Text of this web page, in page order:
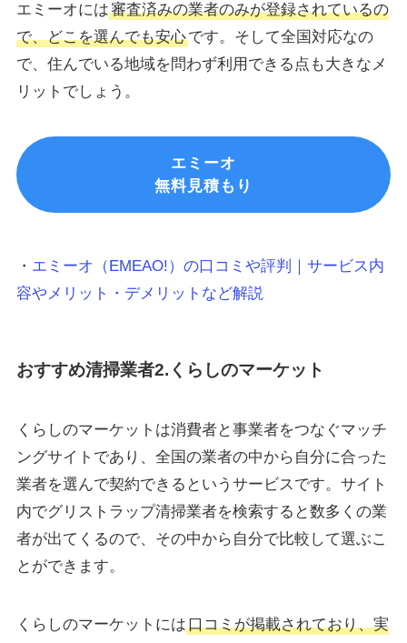
エミーオには審査済みの業者のみが登録されているの
で、どこを選んでも安心です。そして全国対応なの
で、住んでいる地域を問わず利用できる点も大きなメ
リットでしょう。
エミーオ
無料見積もり
・ エミーオ（EMEAO!）の口コミや評判｜サービス内
容やメリット・デメリットなど解説
おすすめ清掃業者2.くらしのマーケット
くらしのマーケットは消費者と事業者をつなぐマッチ
ングサイトであり、全国の業者の中から自分に合った
業者を選んで契約できるというサービスです。サイト
内でグリストラップ清掃業者を検索すると数多くの業
者が出てくるので、その中から自分で比較して選ぶこ
とができます。
くらしのマーケットには口コミが掲載されており、実